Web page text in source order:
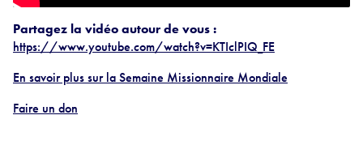
Partagez la vidéo autour de vous :
https://www.youtube.com/watch?v=KTIclPIQ_FE
En savoir plus sur la Semaine Missionnaire Mondiale
Faire un don